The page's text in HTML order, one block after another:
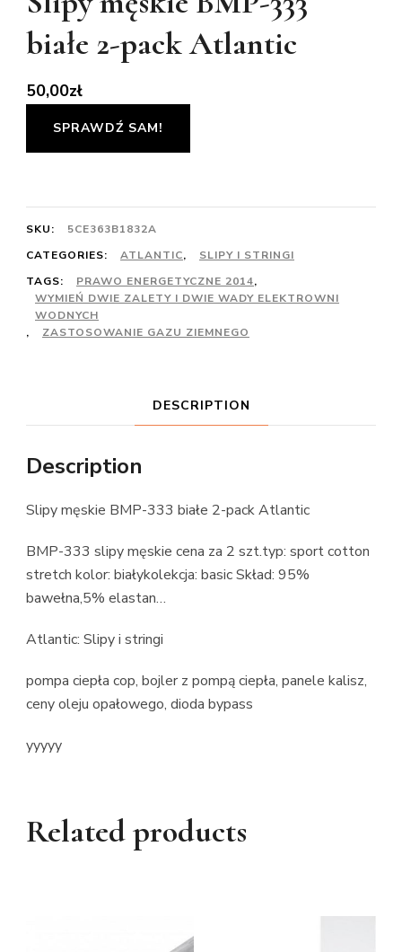
białe 2-pack Atlantic
50,00zł
SPRAWDŹ SAM!
SKU:
5CE363B1832A
CATEGORIES:
ATLANTIC,
SLIPY I STRINGI
TAGS:
PRAWO ENERGETYCZNE 2014,
WYMIEŃ DWIE ZALETY I DWIE WADY ELEKTROWNI
WODNYCH
,
ZASTOSOWANIE GAZU ZIEMNEGO
DESCRIPTION
Description
Slipy męskie BMP-333 białe 2-pack Atlantic
BMP-333 slipy męskie cena za 2 szt.typ: sport cotton
stretch kolor: białykolekcja: basic Skład: 95%
bawełna,5% elastan…
Atlantic: Slipy i stringi
pompa ciepła cop, bojler z pompą ciepła, panele kalisz,
ceny oleju opałowego, dioda bypass
yyyyy
Related products